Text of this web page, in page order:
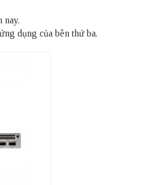
nay.
dụng của bên thứ ba.